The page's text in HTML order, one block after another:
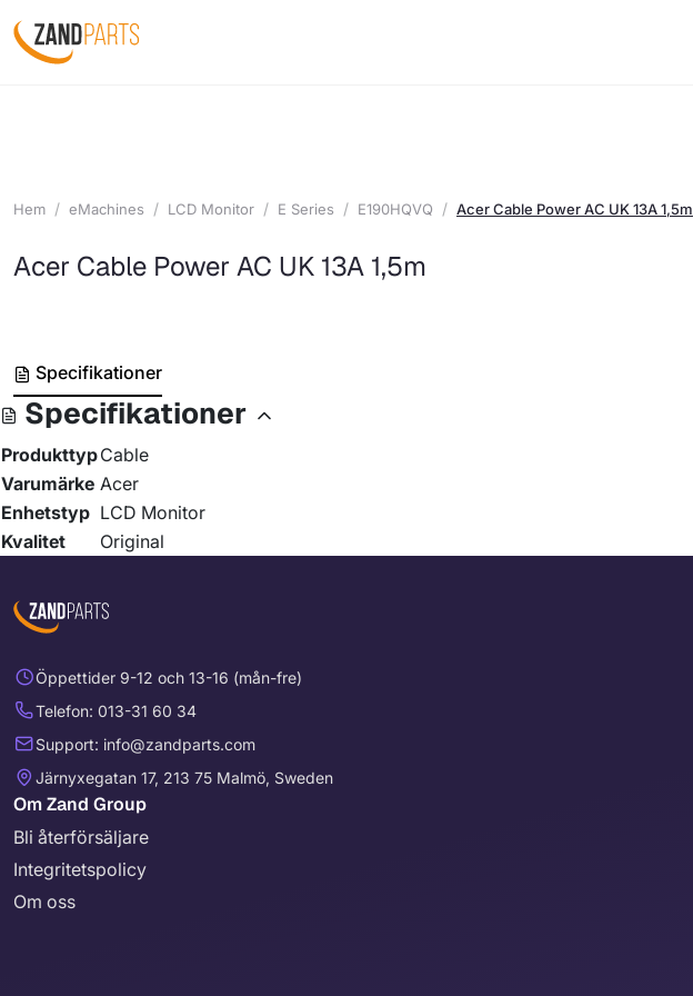
Hem eMachines LCD Monitor E Series E190HQVQ Acer Cable Power AC UK 13A 1,5m
Acer Cable Power AC UK 13A 1,5m
Specifikationer
Specifikationer
ProdukttypCable
Varumärke Acer
Enhetstyp LCD Monitor
Kvalitet
Original
Öppettider 9-12 och 13-16 (mån-fre)
Telefon: 013-31 60 34
Support: info@zandparts.com
Järnyxegatan 17, 213 75 Malmö, Sweden
Om Zand Group
Bli återförsäljare
Integritetspolicy
Om oss